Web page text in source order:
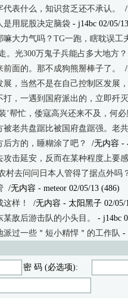
表什么，知识贫乏还不承认。
是用屁股决定脑袋 - j14bc 02/05/
大力气吗？TG一跑，瞎耽误工
。光300万鬼子兵能占多大地方？
面的。那不成狗熊掰棒子了。
，当然不是在自己控制区发展，
，一遇到国府派出的，立即歼
’帮忙，倭寇高兴还来不及，何
被老共盘踞比被国府盘踞强。老
方的，睡糊涂了吧？
/无内容 -
攻击延安，反而在某种程度上要
村去问问日本人管得了据点外吗
/无内容 - meteor 02/05/13 (486)
样！
/无内容 - 太阳黑子 02/05/
敌后游击队的小头目。
- j14bc
派过一些＂短小精悍＂的工作队 -
密 码 (必选项):